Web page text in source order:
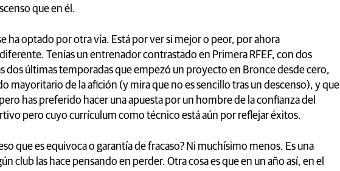
que en él.
ha optado por otra vía. Está por ver si mejor o peor, por ahora
Tenías un entrenador contrastado en Primera RFEF, con dos
dos últimas temporadas que empezó un proyecto en Bronce desde cero,
mayoritario de la afición (y mira que no es sencillo tras un descenso), y que
has preferido hacer una apuesta por un hombre de la confianza del
pero cuyo currículum como técnico está aún por reflejar éxitos.
que es equivoca o garantía de fracaso? Ni muchísimo menos. Es una
club las hace pensando en perder. Otra cosa es que en un año así, en el